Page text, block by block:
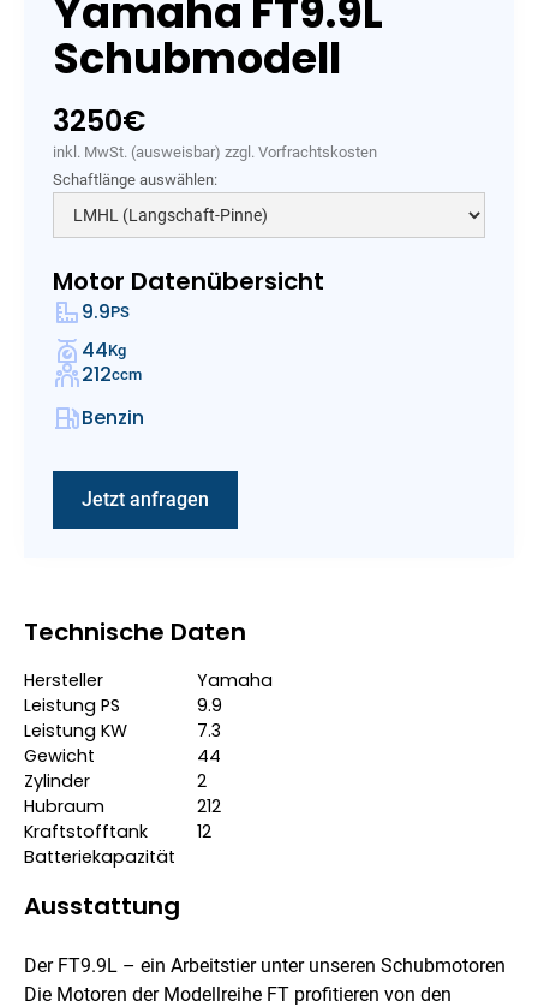
Yamaha FT9.9L
Schubmodell
3250€
inkl. MwSt. (ausweisbar) zzgl. Vorfrachtskosten
Schaftlänge auswählen:
Motor Datenübersicht
9.9PS
44Kg
212ccm
Benzin
Jetzt anfragen
Technische Daten
Hersteller
Yamaha
Leistung PS
9.9
Leistung KW
7.3
Gewicht
44
Zylinder
2
Hubraum
212
Kraftstofftank
12
Batteriekapazität
Ausstattung
Der FT9.9L – ein Arbeitstier unter unseren Schubmotoren
Die Motoren der Modellreihe FT profitieren von den